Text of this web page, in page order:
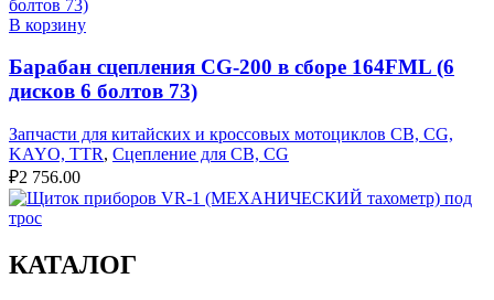
В корзину
Барабан сцепления CG-200 в сборе 164FML (6
дисков 6 болтов 73)
Запчасти для китайских и кроссовых мотоциклов CB, CG,
KAYO, TTR, Сцепление для CB, CG
₽2 756.00
КАТАЛОГ